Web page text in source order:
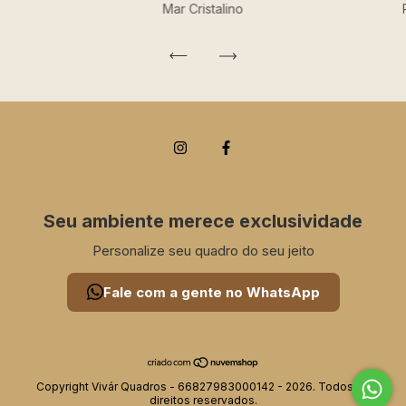
Mar Cristalino
Seu ambiente merece exclusividade
Personalize seu quadro do seu jeito
Fale com a gente no WhatsApp
Copyright Vivár Quadros - 66827983000142 - 2026. Todos os
direitos reservados.